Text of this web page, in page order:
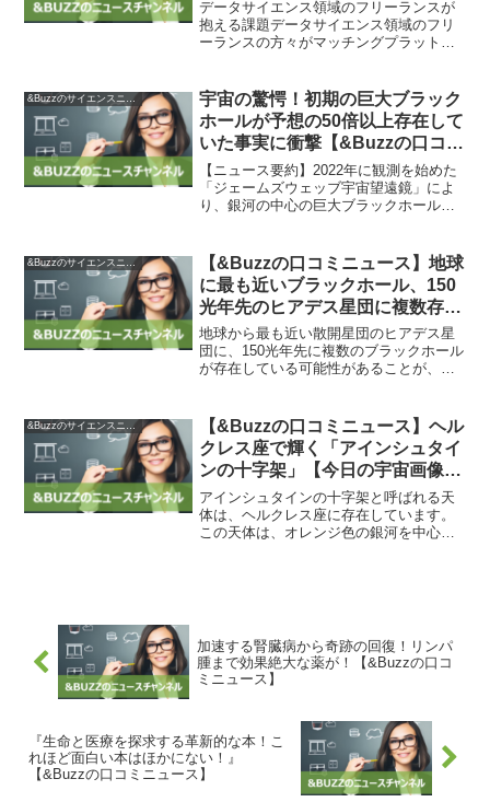
ンチ｜株式会社メロンのプレスリ
リース
データサイエンス領域のフリーランスが
抱える課題データサイエンス領域のフリ
ーランスの方々がマッチングプラットフ
マッチが発生しやすいという声がありま
した。データサイエンス特...
&Buzzのサイエンスニュース
宇宙の驚愕！初期の巨大ブラック
ホールが予想の50倍以上存在して
いた事実に衝撃【&Buzzの口コミ
ニュース】
【ニュース要約】2022年に観測を始めた
「ジェームズウェッブ宇宙望遠鏡」によ
り、銀河の中心の巨大ブラックホールが
ブラックホールの形成と成長に関する理
解に大きく貢献する...
&Buzzのサイエンスニュース
【&Buzzの口コミニュース】地球
に最も近いブラックホール、150
光年先のヒアデス星団に複数存在
か | Forbes JAPAN 公式サイト
（フォーブス ジャパン）
地球から最も近い散開星団のヒアデス星
団に、150光年先に複数のブラックホール
が存在している可能性があることが、天
宙望遠鏡によって、「最も古くて遠い」
ブラックホールが発見...
&Buzzのサイエンスニュース
【&Buzzの口コミニュース】ヘル
クレス座で輝く「アインシュタイ
ンの十字架」【今日の宇宙画像】
| sorae 宇宙へのポータルサイト
アインシュタインの十字架と呼ばれる天
体は、ヘルクレス座に存在しています。
この天体は、オレンジ色の銀河を中心
加速する腎臓病から奇跡の回復！リンパ
腫まで効果絶大な薬が！【&Buzzの口コ
ミニュース】
『生命と医療を探求する革新的な本！こ
れほど面白い本はほかにない！』
【&Buzzの口コミニュース】